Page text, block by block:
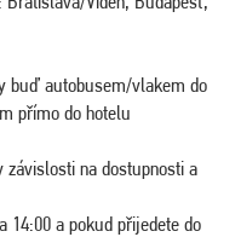
buď autobusem/vlakem do
přímo do hotelu
na dostupnosti a
14:00 a pokud přijedete do